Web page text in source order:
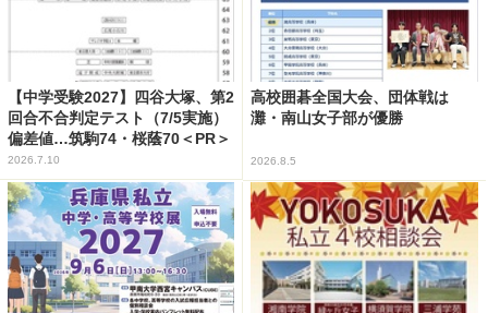
【中学受験2027】四谷大塚、第2
回合不合判定テスト（7/5実施）
偏差値…筑駒74・桜蔭70＜PR＞
2026.7.10
高校囲碁全国大会、団体戦は
灘・南山女子部が優勝
2026.8.5